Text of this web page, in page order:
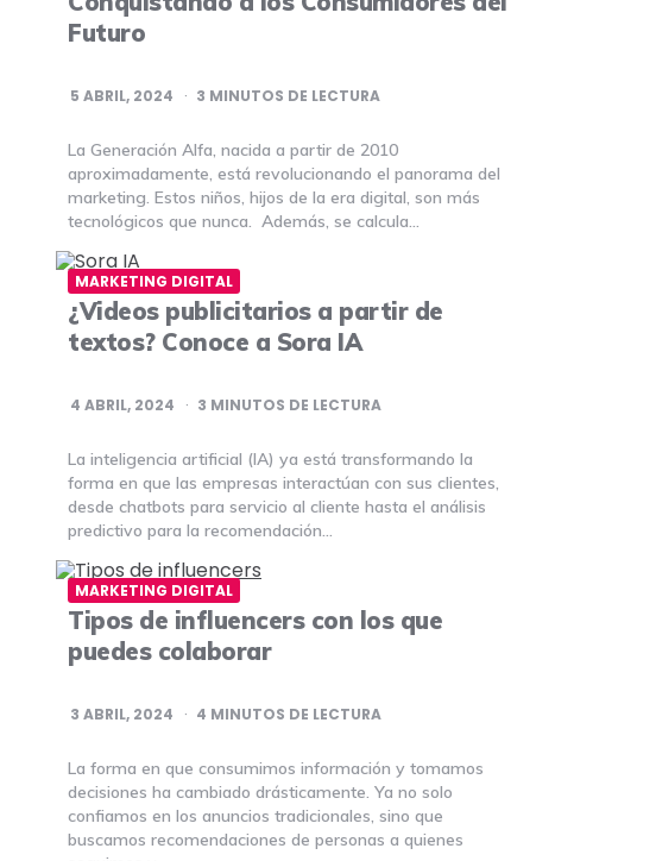
Futuro
5 ABRIL, 2024 3 MINUTOS DE LECTURA
La Generación Alfa, nacida a partir de 2010
aproximadamente, está revolucionando el panorama del
marketing. Estos niños, hijos de la era digital, son más
tecnológicos que nunca. Además, se calcula…
MARKETING DIGITAL
¿Videos publicitarios a partir de
textos? Conoce a Sora IA
4 ABRIL, 2024 3 MINUTOS DE LECTURA
La inteligencia artificial (IA) ya está transformando la
forma en que las empresas interactúan con sus clientes,
desde chatbots para servicio al cliente hasta el análisis
predictivo para la recomendación…
MARKETING DIGITAL
Tipos de influencers con los que
puedes colaborar
3 ABRIL, 2024 4 MINUTOS DE LECTURA
La forma en que consumimos información y tomamos
decisiones ha cambiado drásticamente. Ya no solo
confiamos en los anuncios tradicionales, sino que
buscamos recomendaciones de personas a quienes